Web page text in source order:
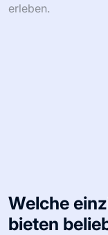
erleben.
Welche
bieten